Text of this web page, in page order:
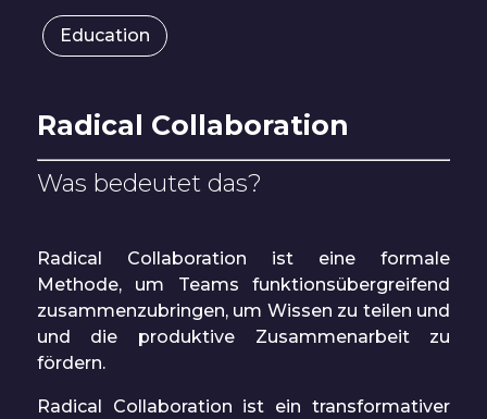
Education
Radical Collaboration
Was bedeutet das?
Radical Collaboration ist eine formale
Methode, um Teams funktionsübergreifend
zusammenzubringen, um Wissen zu teilen und
und die produktive Zusammenarbeit zu
fördern.
Radical Collaboration ist ein transformativer